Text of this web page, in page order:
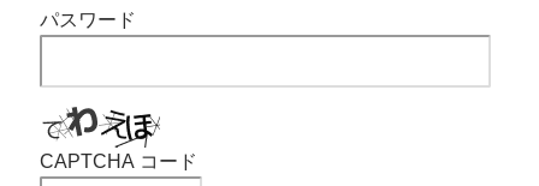
パスワード
CAPTCHA コード